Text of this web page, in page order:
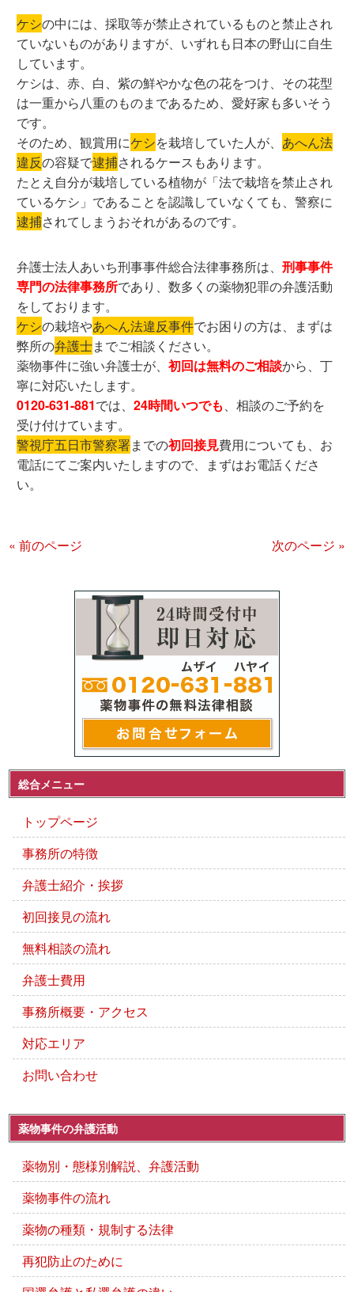
ケシの中には、採取等が禁止されているものと禁止され
ていないものがありますが、いずれも日本の野山に自生
しています。
ケシは、赤、白、紫の鮮やかな色の花をつけ、その花型
は一重から八重のものまであるため、愛好家も多いそう
です。
そのため、観賞用にケシを栽培していた人が、 あへん法
違反の容疑で逮捕されるケースもあります。
たとえ自分が栽培している植物が「法で栽培を禁止され
ているケシ」であることを認識していなくても、警察に
逮捕されてしまうおそれがあるのです。
弁護士法人あいち刑事事件総合法律事務所は、刑事事件
専門の法律事務所であり、数多くの薬物犯罪の弁護活動
をしております。
ケシの栽培やあへん法違反事件でお困りの方は、まずは
弊所の弁護士までご相談ください。
薬物事件に強い弁護士が、初回は無料のご相談から、丁
寧に対応いたします。
0120-631-881では、24時間いつでも、相談のご予約を
受け付けています。
警視庁五日市警察署までの初回接見費用についても、お
電話にてご案内いたしますので、まずはお電話くださ
い。
« 前のページ 次のページ »
総合メニュー
トップページ
事務所の特徴
弁護士紹介・挨拶
初回接見の流れ
無料相談の流れ
弁護士費用
事務所概要・アクセス
対応エリア
お問い合わせ
薬物事件の弁護活動
薬物別・態様別解説、弁護活動
薬物事件の流れ
薬物の種類・規制する法律
再犯防止のために